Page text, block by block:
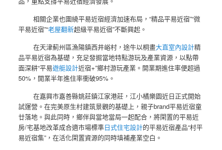
相關企業也圍繞平易近宿經濟加速布局，“精品平易近宿”“微
平易近宿”“老屋翻新超級平易近宿”不斷興起。
在天津薊州區漁陽鎮西井峪村，途牛以桐畫大直室內設計精
品平易近宿為基礎，充足發掘當地特點游玩及產業資源，以點帶
面深耕“平易遊艇設計近宿+”鄉村游玩產業。開業期進住率便超過
50%，開業半年進住率衝破95%。
在嘉興市嘉善縣姚莊鎮江家港莊，江小橘樂園近日正式開始
試運營。在完美原生村建筑景觀的基礎上，親子brand平易近宿童
廿落地。與此同時，鄉伴與當地當局一起配合，將閑置的平易近
房/宅基地改革成合適市場標準日式住宅設計的平易近宿產品“村平
易近宿集”，在活化閑置資源的同時填補產業空白。